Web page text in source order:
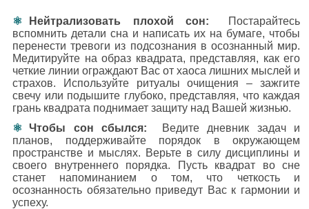
Нейтрализовать плохой сон:
Постарайтесь
вспомнить детали сна и написать их на бумаге, чтобы
перенести тревоги из подсознания в осознанный мир.
Медитируйте на образ квадрата, представляя, как его
четкие линии ограждают Вас от хаоса лишних мыслей и
страхов. Используйте ритуалы очищения – зажгите
свечу или подышите глубоко, представляя, что каждая
грань квадрата поднимает защиту над Вашей жизнью.
Чтобы сон сбылся:
Ведите дневник задач и
планов, поддерживайте порядок в окружающем
пространстве и мыслях. Верьте в силу дисциплины и
своего внутреннего порядка. Пусть квадрат во сне
станет напоминанием о том, что четкость и
осознанность обязательно приведут Вас к гармонии и
успеху.